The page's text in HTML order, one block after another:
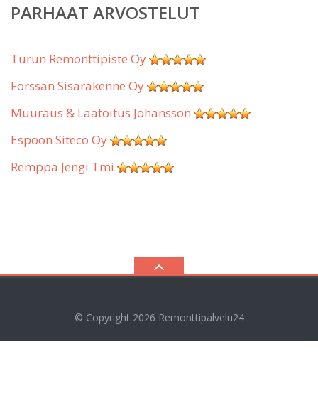
PARHAAT ARVOSTELUT
Turun Remonttipiste Oy
Forssan Sisärakenne Oy
Muuraus & Laatoitus Johansson
Espoon Siteco Oy
Remppa Jengi Tmi
© Copyright 2026 Remonttipalvelu24